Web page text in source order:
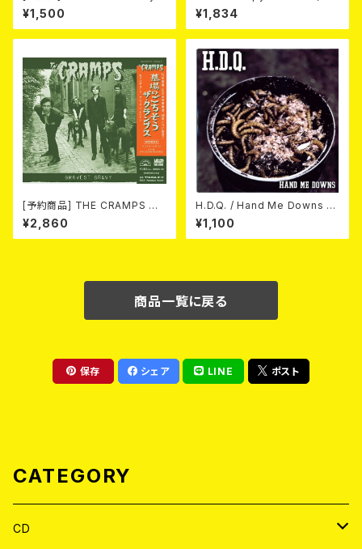
(7"EP)
¥1,500
it) LP＋CD
¥1,834
[予約商品] THE CRAMPS ザ・
クランプス / Gravest Gravy
（墓場のごちそう）(CD) 2026.8
月下旬
¥2,860
H.D.Q. / Hand Me Downs (C
OLORVINYL/7”EP)
¥1,100
商品一覧に戻る
保存 シェア LINE ポスト
CATEGORY
CD